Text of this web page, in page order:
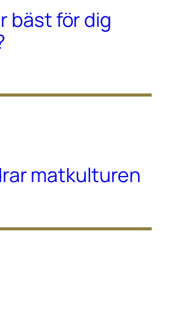
bäst för dig
matkulturen